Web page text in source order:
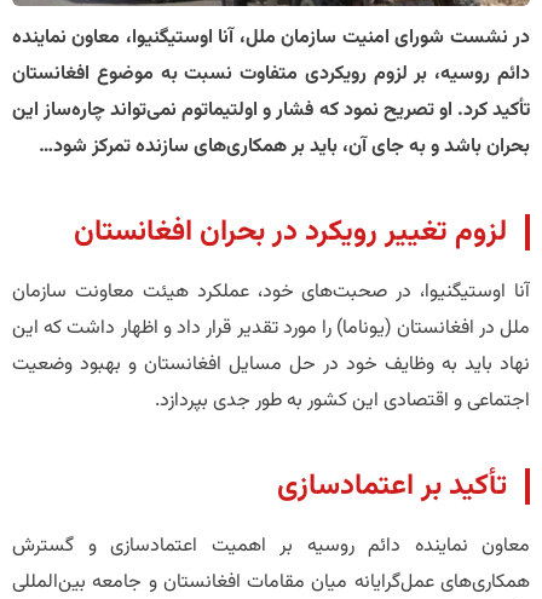
در نشست شورای امنیت سازمان ملل، آنا اوستیگنیوا، معاون نماینده
دائم روسیه، بر لزوم رویکردی متفاوت نسبت به موضوع افغانستان
تأکید کرد. او تصریح نمود که فشار و اولتیماتوم نمی‌تواند چاره‌ساز این
بحران باشد و به جای آن، باید بر همکاری‌های سازنده تمرکز شود…
لزوم تغییر رویکرد در بحران افغانستان
آنا اوستیگنیوا، در صحبت‌های خود، عملکرد هیئت معاونت سازمان
ملل در افغانستان (یوناما) را مورد تقدیر قرار داد و اظهار داشت که این
نهاد باید به وظایف خود در حل مسایل افغانستان و بهبود وضعیت
اجتماعی و اقتصادی این کشور به طور جدی بپردازد.
تأکید بر اعتمادسازی
معاون نماینده دائم روسیه بر اهمیت اعتمادسازی و گسترش
همکاری‌های عمل‌گرایانه میان مقامات افغانستان و جامعه بین‌المللی